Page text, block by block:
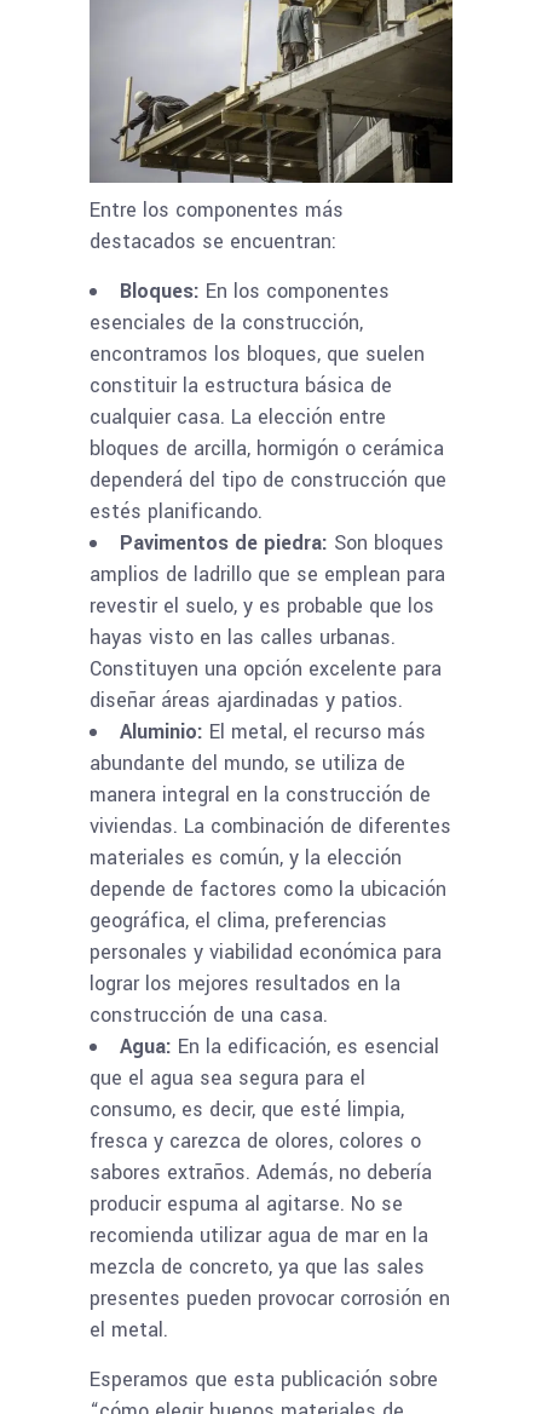
Entre los componentes más
destacados se encuentran:
Bloques: En los componentes
esenciales de la construcción,
encontramos los bloques, que suelen
constituir la estructura básica de
cualquier casa. La elección entre
bloques de arcilla, hormigón o cerámica
dependerá del tipo de construcción que
estés planificando.
Pavimentos de piedra: Son bloques
amplios de ladrillo que se emplean para
revestir el suelo, y es probable que los
hayas visto en las calles urbanas.
Constituyen una opción excelente para
diseñar áreas ajardinadas y patios.
Aluminio: El metal, el recurso más
abundante del mundo, se utiliza de
manera integral en la construcción de
viviendas. La combinación de diferentes
materiales es común, y la elección
depende de factores como la ubicación
geográfica, el clima, preferencias
personales y viabilidad económica para
lograr los mejores resultados en la
construcción de una casa.
Agua: En la edificación, es esencial
que el agua sea segura para el
consumo, es decir, que esté limpia,
fresca y carezca de olores, colores o
sabores extraños. Además, no debería
producir espuma al agitarse. No se
recomienda utilizar agua de mar en la
mezcla de concreto, ya que las sales
presentes pueden provocar corrosión en
el metal.
Esperamos que esta publicación sobre